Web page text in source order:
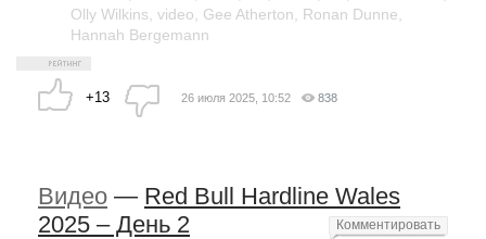
Olly Wilkins video Gee Atherton Ronan Dunne
Hannah Bergemann
+13 26 июля 2025, 10:52 838
Видео — Red Bull Hardline Wales
2025 – День 2
Комментировать